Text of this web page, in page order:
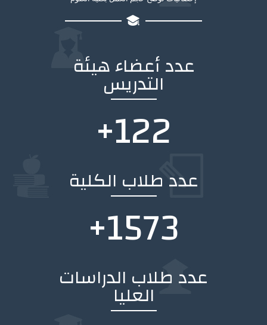
عدد أعضاء هيئة
التدريس
169
+
عدد طلاب الكلية
2158
+
عدد طلاب الدراسات
العليا